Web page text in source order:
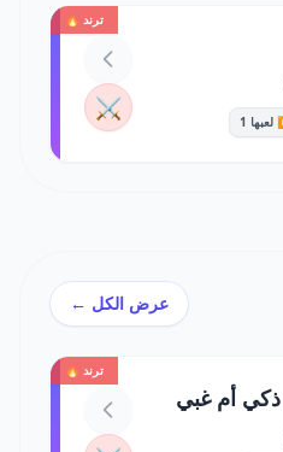
ترند 🔥
1
⚔️
عرض الكل ←
ترند 🔥
أم غبي